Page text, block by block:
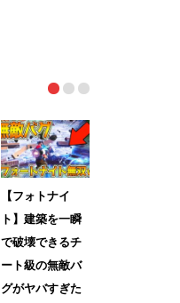
【フォトナイ
ト】建築を一瞬
で破壊できるチ
ート級の無敵バ
グがヤバすぎた